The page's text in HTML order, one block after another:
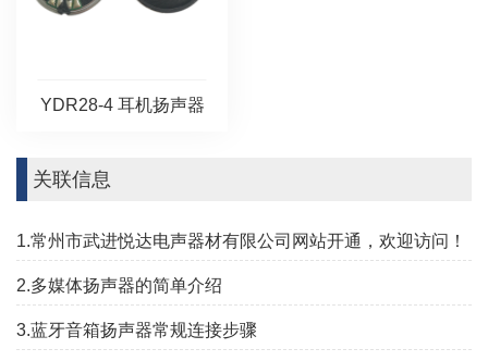
YDR28-4 耳机扬声器
关联信息
1.常州市武进悦达电声器材有限公司网站开通，欢迎访问！
2.多媒体扬声器的简单介绍
3.蓝牙音箱扬声器常规连接步骤